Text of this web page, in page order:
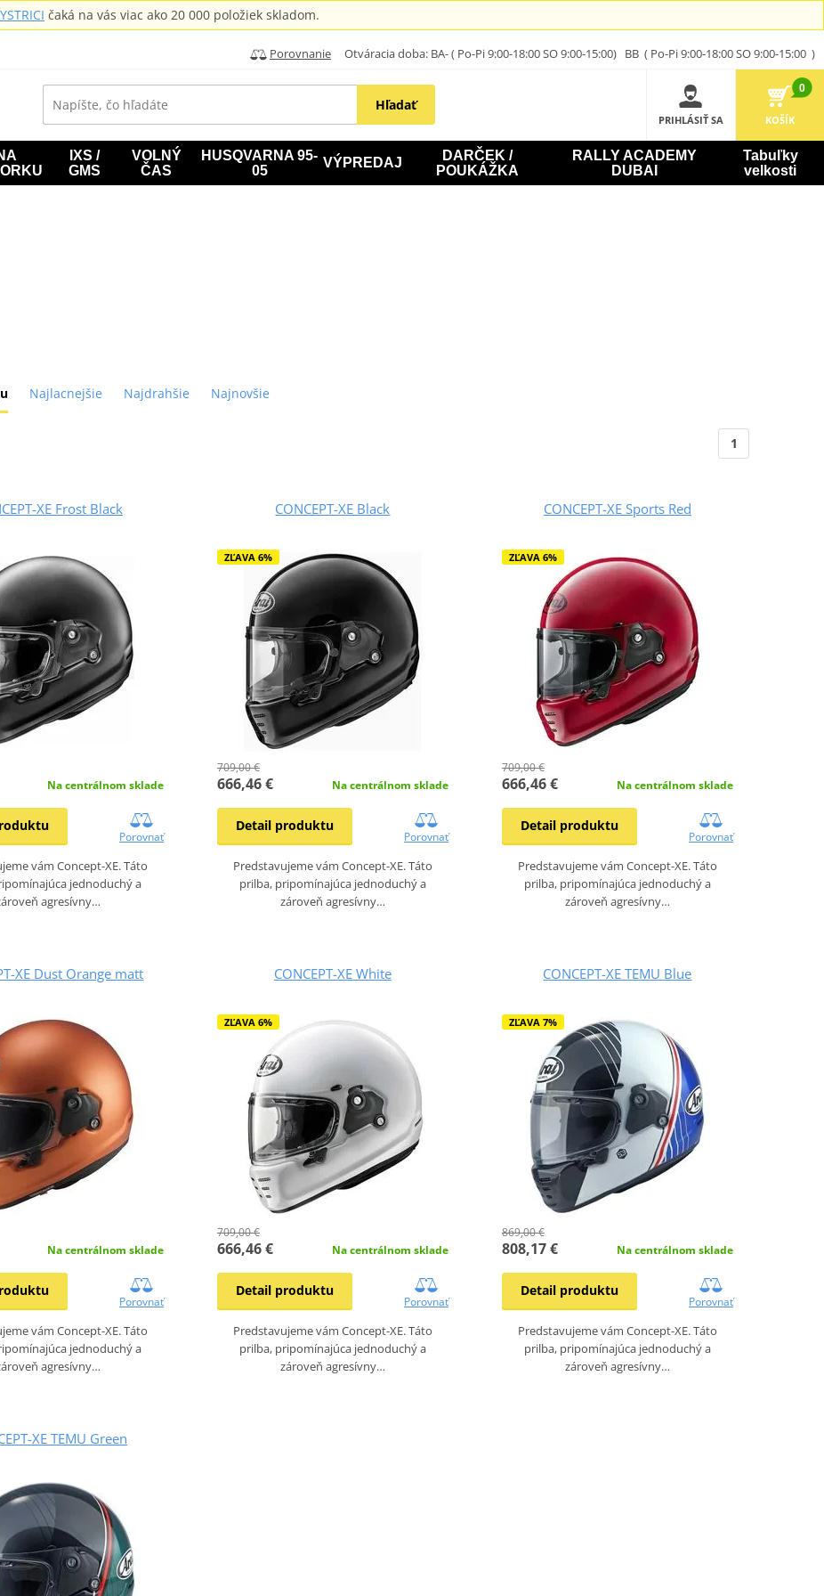
čaká na vás viac ako 20 000 položiek skladom.
Porovnanie Otváracia doba: BA- ( Po-Pi 9:00-18:00 SO 9:00-15:00) BB ( Po-Pi 9:00-18:00 SO 9:00-15:00 )
Hľadať
PRIHLÁSIŤ SA
0
KOŠÍK
IXS /
GMS
VOLNÝ
ČAS
HUSQVARNA 95-
05
VÝPREDAJ
DARČEK /
POUKÁŽKA
RALLY ACADEMY
DUBAI
Tabuľky
velkosti
Najlacnejšie Najdrahšie Najnovšie
1
XE Frost Black
Na centrálnom sklade
Porovnať
vám Concept-XE. Táto
jednoduchý a
agresívny…
CONCEPT-XE Black
ZĽAVA 6%
709,00 €
666,46 € Na centrálnom sklade
Detail produktu
Porovnať
Predstavujeme vám Concept-XE. Táto
prilba, pripomínajúca jednoduchý a
zároveň agresívny…
CONCEPT-XE Sports Red
ZĽAVA 6%
709,00 €
666,46 € Na centrálnom sklade
Detail produktu
Porovnať
Predstavujeme vám Concept-XE. Táto
prilba, pripomínajúca jednoduchý a
zároveň agresívny…
XE Dust Orange matt
Na centrálnom sklade
Porovnať
vám Concept-XE. Táto
jednoduchý a
agresívny…
CONCEPT-XE White
ZĽAVA 6%
709,00 €
666,46 € Na centrálnom sklade
Detail produktu
Porovnať
Predstavujeme vám Concept-XE. Táto
prilba, pripomínajúca jednoduchý a
zároveň agresívny…
CONCEPT-XE TEMU Blue
ZĽAVA 7%
869,00 €
808,17 € Na centrálnom sklade
Detail produktu
Porovnať
Predstavujeme vám Concept-XE. Táto
prilba, pripomínajúca jednoduchý a
zároveň agresívny…
XE TEMU Green